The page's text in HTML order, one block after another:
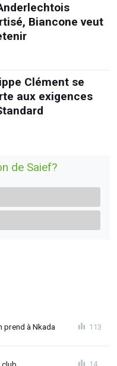
Biancone veut
Clément se
aux exigences
de Saief?
prend à Nkada 113
14